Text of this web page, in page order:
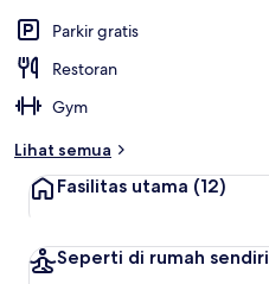
Parkir gratis
Restoran
Gym
Lihat semua
Fasilitas utama (12)
Seperti di rumah sendiri